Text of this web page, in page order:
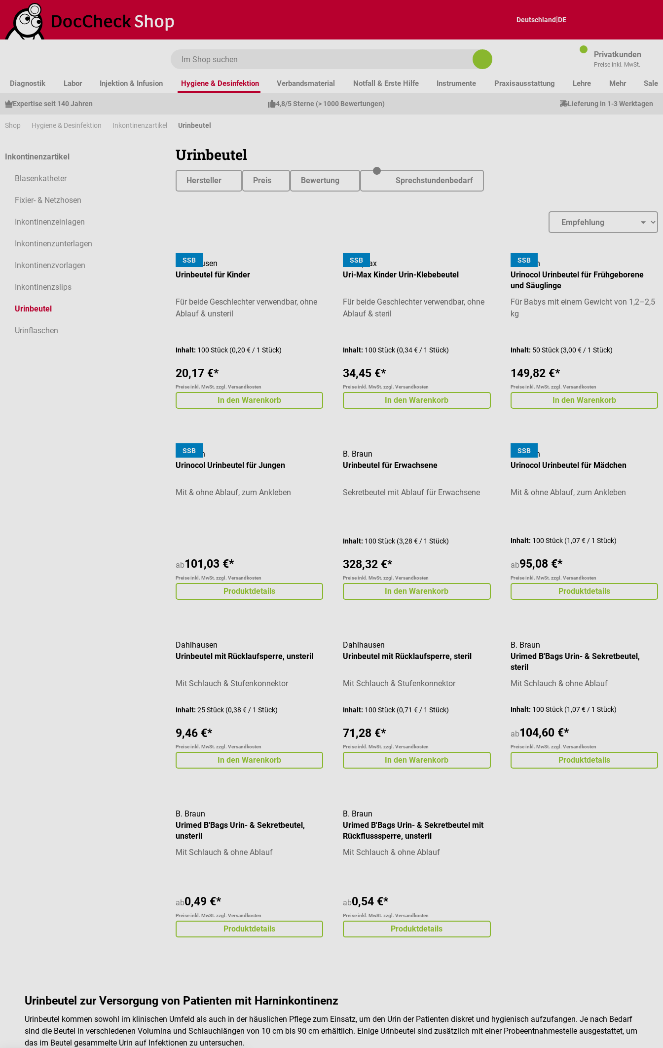
Hauptinhalt springen
Zur Suche springen
Zur Hauptnavigation springen
Deutschland|DE
Privatkunden
Preise inkl. MwSt.
Diagnostik Labor Injektion & Infusion Hygiene & Desinfektion Verbandsmaterial Notfall & Erste Hilfe Instrumente Praxisausstattung Lehre Mehr Sale
Expertise seit 140 Jahren 4,8/5 Sterne (> 1000 Bewertungen) Lieferung in 1-3 Werktagen
Shop Hygiene & Desinfektion Inkontinenzartikel Urinbeutel
Inkontinenzartikel
Blasenkatheter
Fixier- & Netzhosen
Inkontinenzeinlagen
Inkontinenzunterlagen
Inkontinenzvorlagen
Inkontinenzslips
Urinbeutel
Urinflaschen
Urinbeutel
Hersteller Preis Bewertung Sprechstundenbedarf
SSB
Dahlhausen
Urinbeutel für Kinder
Für beide Geschlechter verwendbar, ohne
Ablauf & unsteril
Inhalt: 100 Stück (0,20 € / 1 Stück)
20,17 €*
Preise inkl. MwSt. zzgl. Versandkosten
In den Warenkorb
SSB
servoprax
Uri-Max Kinder Urin-Klebebeutel
Für beide Geschlechter verwendbar, ohne
Ablauf & steril
Inhalt: 100 Stück (0,34 € / 1 Stück)
34,45 €*
Preise inkl. MwSt. zzgl. Versandkosten
In den Warenkorb
SSB
B. Braun
Urinocol Urinbeutel für Frühgeborene
und Säuglinge
Für Babys mit einem Gewicht von 1,2–2,5
kg
Inhalt: 50 Stück (3,00 € / 1 Stück)
149,82 €*
Preise inkl. MwSt. zzgl. Versandkosten
In den Warenkorb
SSB
B. Braun
Urinocol Urinbeutel für Jungen
Mit & ohne Ablauf, zum Ankleben
ab101,03 €*
Preise inkl. MwSt. zzgl. Versandkosten
Produktdetails
B. Braun
Urinbeutel für Erwachsene
Sekretbeutel mit Ablauf für Erwachsene
Inhalt: 100 Stück (3,28 € / 1 Stück)
328,32 €*
Preise inkl. MwSt. zzgl. Versandkosten
In den Warenkorb
SSB
B. Braun
Urinocol Urinbeutel für Mädchen
Mit & ohne Ablauf, zum Ankleben
Inhalt: 100 Stück (1,07 € / 1 Stück)
ab95,08 €*
Preise inkl. MwSt. zzgl. Versandkosten
Produktdetails
Dahlhausen
Urinbeutel mit Rücklaufsperre, unsteril
Mit Schlauch & Stufenkonnektor
Inhalt: 25 Stück (0,38 € / 1 Stück)
9,46 €*
Preise inkl. MwSt. zzgl. Versandkosten
In den Warenkorb
Dahlhausen
Urinbeutel mit Rücklaufsperre, steril
Mit Schlauch & Stufenkonnektor
Inhalt: 100 Stück (0,71 € / 1 Stück)
71,28 €*
Preise inkl. MwSt. zzgl. Versandkosten
In den Warenkorb
B. Braun
Urimed B'Bags Urin- & Sekretbeutel,
steril
Mit Schlauch & ohne Ablauf
Inhalt: 100 Stück (1,07 € / 1 Stück)
ab104,60 €*
Preise inkl. MwSt. zzgl. Versandkosten
Produktdetails
B. Braun
Urimed B'Bags Urin- & Sekretbeutel,
unsteril
Mit Schlauch & ohne Ablauf
ab0,49 €*
Preise inkl. MwSt. zzgl. Versandkosten
Produktdetails
B. Braun
Urimed B'Bags Urin- & Sekretbeutel mit
Rückflusssperre, unsteril
Mit Schlauch & ohne Ablauf
ab0,54 €*
Preise inkl. MwSt. zzgl. Versandkosten
Produktdetails
Urinbeutel zur Versorgung von Patienten mit Harninkontinenz
Urinbeutel kommen sowohl im klinischen Umfeld als auch in der häuslichen Pflege zum Einsatz, um den Urin der Patienten diskret und hygienisch aufzufangen. Je nach Bedarf
sind die Beutel in verschiedenen Volumina und Schlauchlängen von 10 cm bis 90 cm erhältlich. Einige Urinbeutel sind zusätzlich mit einer Probeentnahmestelle ausgestattet, um
das im Beutel gesammelte Urin auf Infektionen zu untersuchen.